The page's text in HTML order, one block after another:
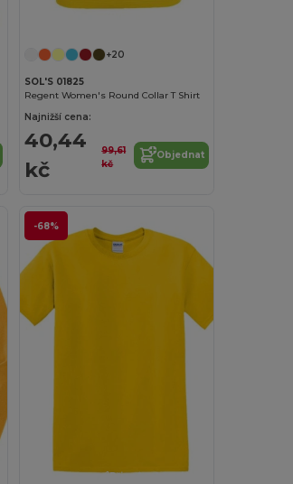
+20
SOL'S 01825
Regent Women's Round Collar T Shirt
Najnižší cena:
40,44
kč
99,61
kč
Objednat
-68%
Přizpůsobte si to!